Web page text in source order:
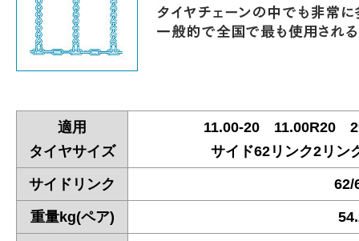
適用
タイヤサイズ
11.00-20 11.00R20
サイド62リンク2リン
サイドリンク 62/
重量kg(ペア)